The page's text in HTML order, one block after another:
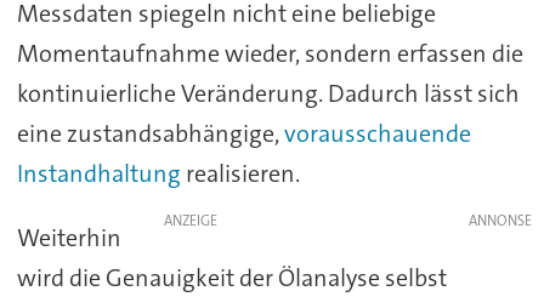
Messdaten spiegeln nicht eine beliebige
Momentaufnahme wieder, sondern erfassen die
kontinuierliche Veränderung. Dadurch lässt sich
eine zustandsabhängige,vorausschauende
Instandhaltung realisieren.
ANZEIGE
Weiterhin
wird die Genauigkeit der Ölanalyse selbst